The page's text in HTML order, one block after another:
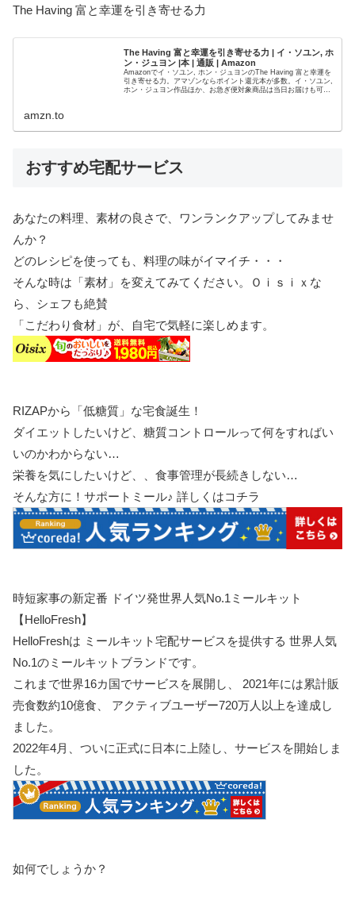
The Having 富と幸運を引き寄せる力
The Having 富と幸運を引き寄せる力 | イ・ソユン, ホ
ン・ジュヨン |本 | 通販 | Amazon
Amazonでイ・ソユン, ホン・ジュヨンのThe Having 富と幸運を
引き寄せる力。アマゾンならポイント還元本が多数。イ・ソユン,
ホン・ジュヨン作品ほか、お急ぎ便対象商品は当日お届けも可
amzn.to
おすすめ宅配サービス
あなたの料理、素材の良さで、ワンランクアップしてみませ
んか？
どのレシピを使っても、料理の味がイマイチ・・・
そんな時は「素材」を変えてみてください。Ｏｉｓｉｘな
ら、シェフも絶賛
「こだわり食材」が、自宅で気軽に楽しめます。
RIZAPから「低糖質」な宅食誕生！
ダイエットしたいけど、糖質コントロールって何をすればい
いのかわからない…
栄養を気にしたいけど、、食事管理が長続きしない…
そんな方に！サポートミール♪ 詳しくはコチラ
時短家事の新定番 ドイツ発世界人気No.1ミールキット
【HelloFresh】
HelloFreshは ミールキット宅配サービスを提供する 世界人気
No.1のミールキットブランドです。
これまで世界16カ国でサービスを展開し、 2021年には累計販
売食数約10億食、 アクティブユーザー720万人以上を達成し
ました。
2022年4月、ついに正式に日本に上陸し、サービスを開始しま
した。
如何でしょうか？